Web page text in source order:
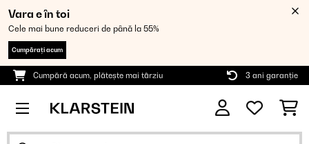
Vara e în toi
Cele mai bune reduceri de până la 55%
Cumpărați acum
Cumpără acum, plătește mai târziu 3 ani garanție